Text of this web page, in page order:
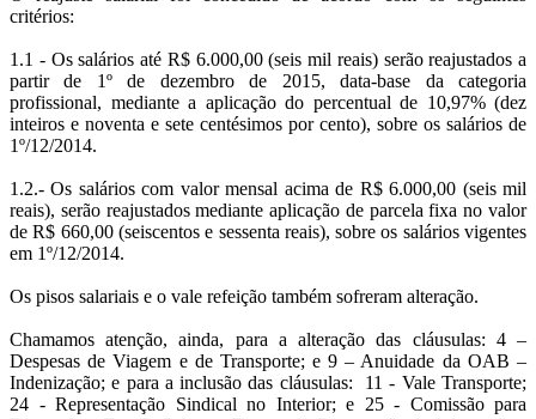
critérios:
1.1 - Os salários até R$ 6.000,00 (seis mil reais) serão reajustados a
partir de 1º de dezembro de 2015, data-base da categoria
profissional, mediante a aplicação do percentual de 10,97% (dez
inteiros e noventa e sete centésimos por cento), sobre os salários de
1º/12/2014.
1.2.- Os salários com valor mensal acima de R$ 6.000,00 (seis mil
reais), serão reajustados mediante aplicação de parcela fixa no valor
de R$ 660,00 (seiscentos e sessenta reais), sobre os salários vigentes
em 1º/12/2014.
Os pisos salariais e o vale refeição também sofreram alteração.
Chamamos atenção, ainda, para a alteração das cláusulas: 4 –
Despesas de Viagem e de Transporte; e 9 – Anuidade da OAB –
Indenização; e para a inclusão das cláusulas: 11 - Vale Transporte;
24 - Representação Sindical no Interior; e 25 - Comissão para